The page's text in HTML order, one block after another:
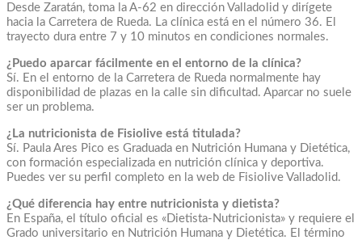
Desde Zaratán, toma la A-62 en dirección Valladolid y dirígete
hacia la Carretera de Rueda. La clínica está en el número 36. El
trayecto dura entre 7 y 10 minutos en condiciones normales.
¿Puedo aparcar fácilmente en el entorno de la clínica?
Sí. En el entorno de la Carretera de Rueda normalmente hay
disponibilidad de plazas en la calle sin dificultad. Aparcar no suele
ser un problema.
¿La nutricionista de Fisiolive está titulada?
Sí. Paula Ares Pico es Graduada en Nutrición Humana y Dietética,
con formación especializada en nutrición clínica y deportiva.
Puedes ver su perfil completo en la web de Fisiolive Valladolid.
¿Qué diferencia hay entre nutricionista y dietista?
En España, el título oficial es «Dietista-Nutricionista» y requiere el
Grado universitario en Nutrición Humana y Dietética. El término